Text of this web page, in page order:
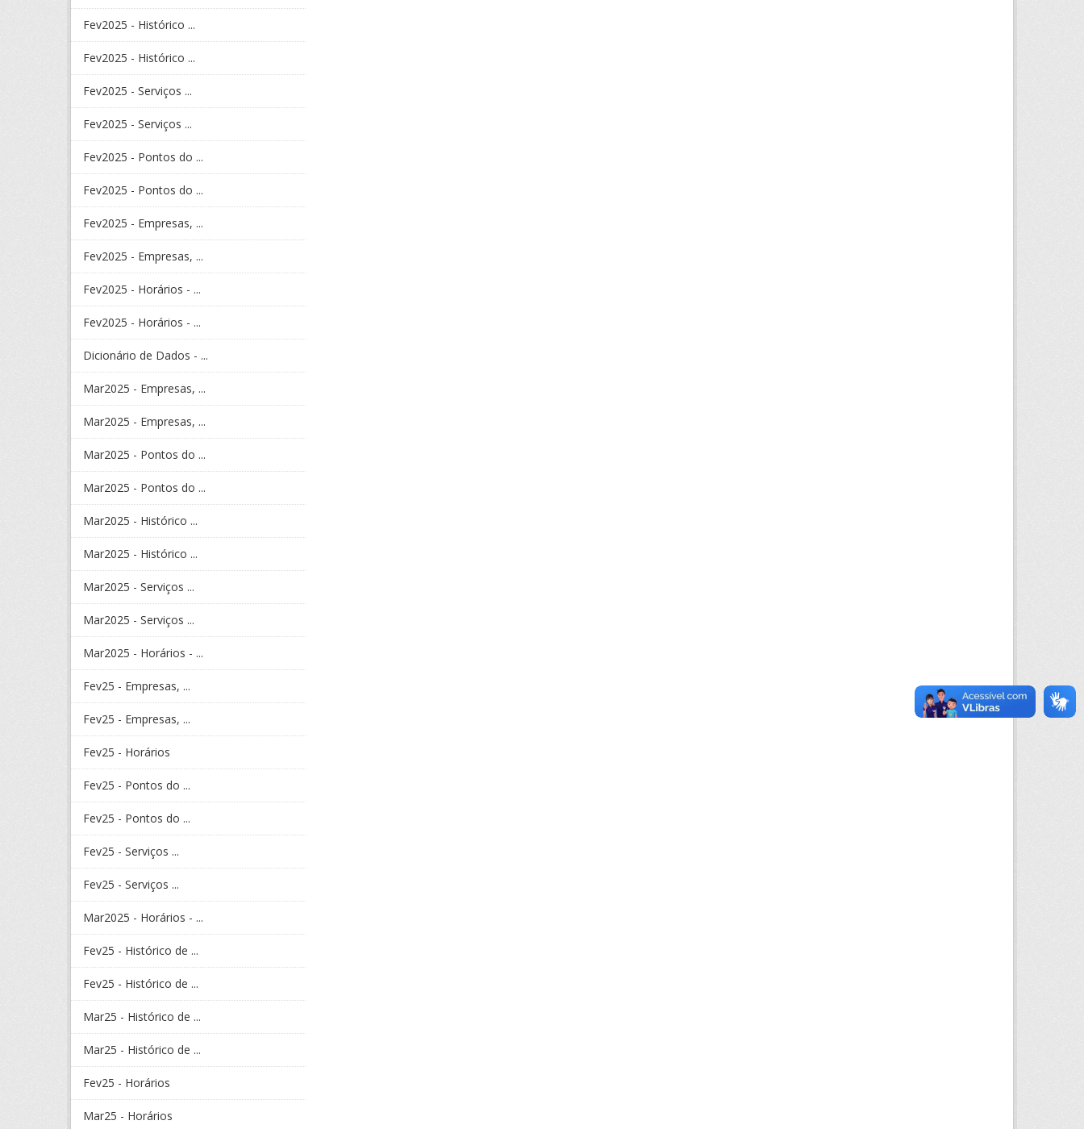
Fev2025 - Histórico ...
Fev2025 - Histórico ...
Fev2025 - Serviços ...
Fev2025 - Serviços ...
Fev2025 - Pontos do ...
Fev2025 - Pontos do ...
Fev2025 - Empresas, ...
Fev2025 - Empresas, ...
Fev2025 - Horários - ...
Fev2025 - Horários - ...
Dicionário de Dados - ...
Mar2025 - Empresas, ...
Mar2025 - Empresas, ...
Mar2025 - Pontos do ...
Mar2025 - Pontos do ...
Mar2025 - Histórico ...
Mar2025 - Histórico ...
Mar2025 - Serviços ...
Mar2025 - Serviços ...
Mar2025 - Horários - ...
Fev25 - Empresas, ...
Fev25 - Empresas, ...
Fev25 - Horários
Fev25 - Pontos do ...
Fev25 - Pontos do ...
Fev25 - Serviços ...
Fev25 - Serviços ...
Mar2025 - Horários - ...
Fev25 - Histórico de ...
Fev25 - Histórico de ...
Mar25 - Histórico de ...
Mar25 - Histórico de ...
Fev25 - Horários
Mar25 - Horários